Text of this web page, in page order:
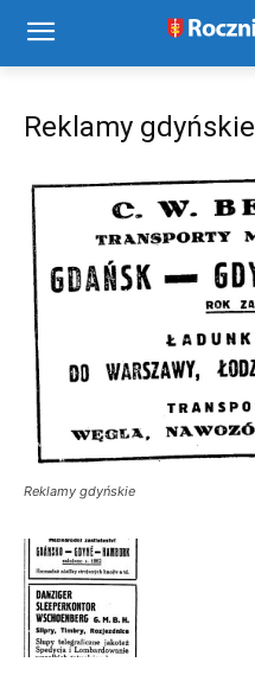
Reklamy gdyńskie
Reklamy gdyńskie